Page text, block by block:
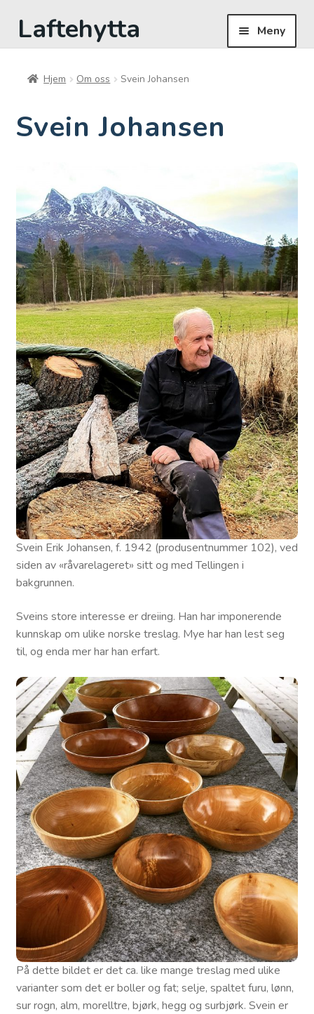
Hopp
til
Hopp
til
Laftehytta Meny
Hjem
Butikk
Til kassen
Hjem Om oss Svein Johansen
Svein Johansen
Svein Erik Johansen, f. 1942 (produsentnummer 102), ved
siden av «råvarelageret» sitt og med Tellingen i
bakgrunnen.
Sveins store interesse er dreiing. Han har imponerende
kunnskap om ulike norske treslag. Mye har han lest seg
til, og enda mer har han erfart.
På dette bildet er det ca. like mange treslag med ulike
varianter som det er boller og fat; selje, spaltet furu, lønn,
sur rogn, alm, morelltre, bjørk, hegg og surbjørk. Svein er